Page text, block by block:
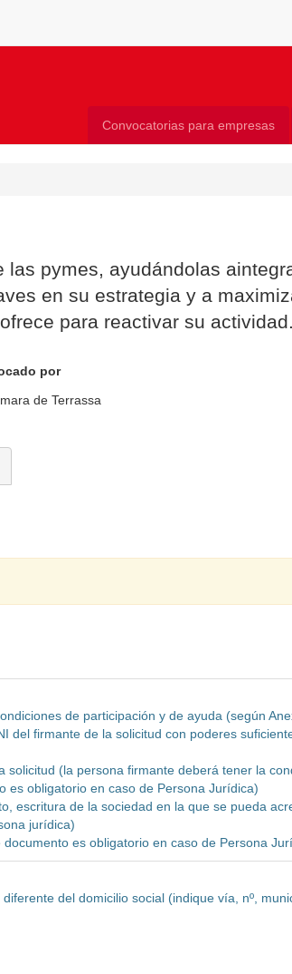
Convocatorias para empresas
pymes, ayudándolas
en su estrategia y a
para reactivar su actividad.
por
de Terrassa
de participación y de ayuda (según
del firmante de la solicitud con poderes
(la persona firmante deberá tener la
es obligatorio en caso de Persona Jurídica)
escritura de la sociedad en la que se pueda
jurídica)
es obligatorio en caso de Persona
del domicilio social (indique vía, nº,